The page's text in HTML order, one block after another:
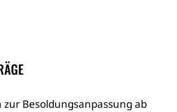
Besoldungsanpassung ab